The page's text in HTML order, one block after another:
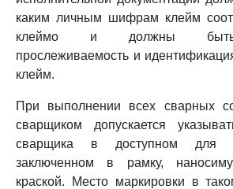
каким личным шифрам клейм
клеймо и должны быть
прослеживаемость и
клейм.
При выполнении всех сварных
сварщиком допускается
сварщика в доступном для
заключенном в рамку,
краской. Место маркировки в